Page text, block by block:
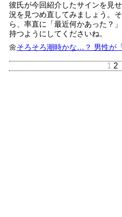
彼氏が今回紹介したサインを見
況を見つめ直してみましょう。
ら、率直に「最近何かあった？
持つようにしてくださいね。
🌼そろそろ潮時かな…？ 男性が
1 2